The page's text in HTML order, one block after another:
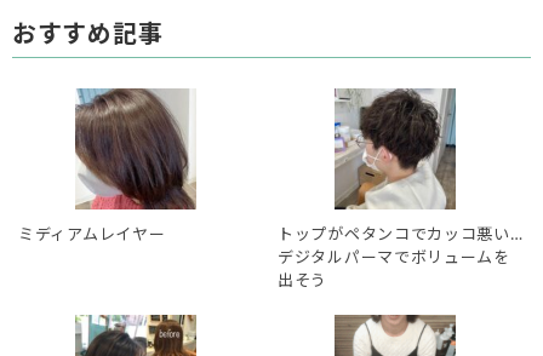
おすすめ記事
ミディアムレイヤー
トップがペタンコでカッコ悪い…
デジタルパーマでボリュームを
出そう